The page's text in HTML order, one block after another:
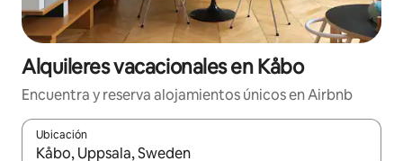
Alquileres vacacionales en Kåbo
Encuentra y reserva alojamientos únicos en Airbnb
Ubicación
Cuando los resultados estén disponibles, navega con las